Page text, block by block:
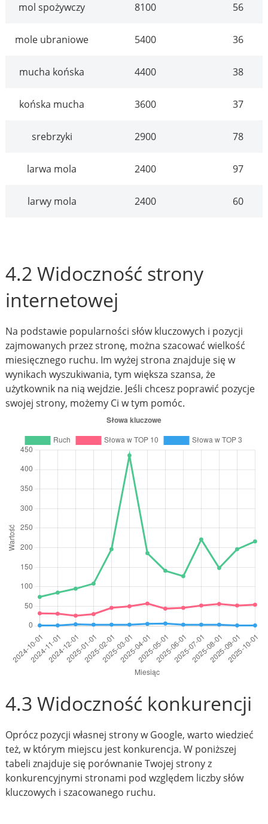
mol spożywczy 8100 56
mole ubraniowe 5400 36
mucha końska 4400 38
końska mucha 3600 37
srebrzyki 2900 78
larwa mola 2400 97
larwy mola 2400 60
4.2 Widoczność strony
internetowej
Na podstawie popularności słów kluczowych i pozycji
zajmowanych przez stronę, można szacować wielkość
miesięcznego ruchu. Im wyżej strona znajduje się w
wynikach wyszukiwania, tym większa szansa, że
użytkownik na nią wejdzie. Jeśli chcesz poprawić pozycje
swojej strony, możemy Ci w tym pomóc.
4.3 Widoczność konkurencji
Oprócz pozycji własnej strony w Google, warto wiedzieć
też, w którym miejscu jest konkurencja. W poniższej
tabeli znajduje się porównanie Twojej strony z
konkurencyjnymi stronami pod względem liczby słów
kluczowych i szacowanego ruchu.